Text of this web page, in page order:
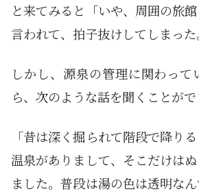
と来てみると「いや、周囲の旅
言われて、拍子抜けしてしまった
しかし、源泉の管理に関わって
ら、次のような話を聞くことがで
「昔は深く掘られて階段で降り
温泉がありまして、そこだけは
ました。普段は湯の色は透明な